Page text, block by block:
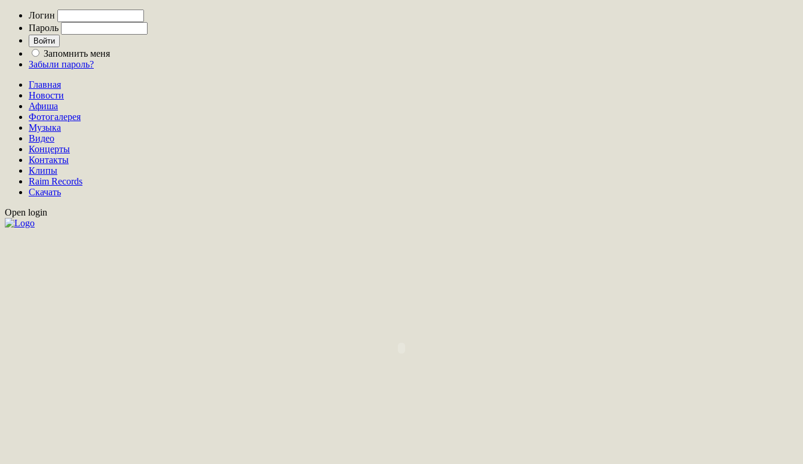
Логин
Пароль
Запомнить меня
Забыли пароль?
Главная
Новости
Афиша
Фотогалерея
Музыка
Видео
Концерты
Контакты
Клипы
Raim Records
Скачать
Open login